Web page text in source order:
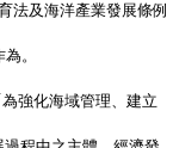
法及海洋產業發展條例
。
強化海域管理、建立